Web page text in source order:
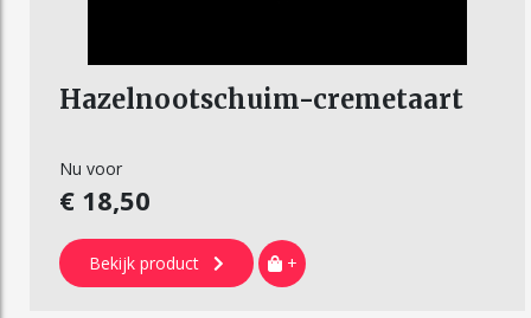
Hazelnootschuim-cremetaart
Nu voor
€ 18,50
Bekijk product +